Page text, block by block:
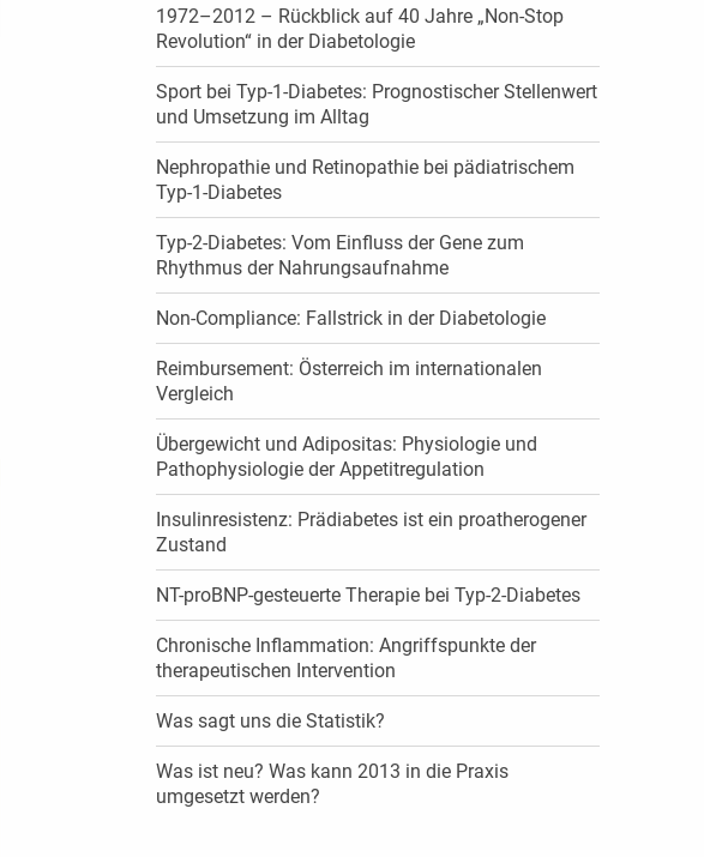
1972–2012 – Rückblick auf 40 Jahre „Non-Stop
Revolution“ in der Diabetologie
Sport bei Typ-1-Diabetes: Prognostischer Stellenwert
und Umsetzung im Alltag
Nephropathie und Retinopathie bei pädiatrischem
Typ-1-Diabetes
Typ-2-Diabetes: Vom Einfluss der Gene zum
Rhythmus der Nahrungsaufnahme
Non-Compliance: Fallstrick in der Diabetologie
Reimbursement: Österreich im internationalen
Vergleich
Übergewicht und Adipositas: Physiologie und
Pathophysiologie der Appetitregulation
Insulinresistenz: Prädiabetes ist ein proatherogener
Zustand
NT-proBNP-gesteuerte Therapie bei Typ-2-Diabetes
Chronische Inflammation: Angriffspunkte der
therapeutischen Intervention
Was sagt uns die Statistik?
Was ist neu? Was kann 2013 in die Praxis
umgesetzt werden?